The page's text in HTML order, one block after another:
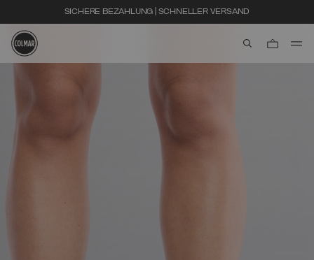
SICHERE BEZAHLUNG | SCHNELLER VERSAND